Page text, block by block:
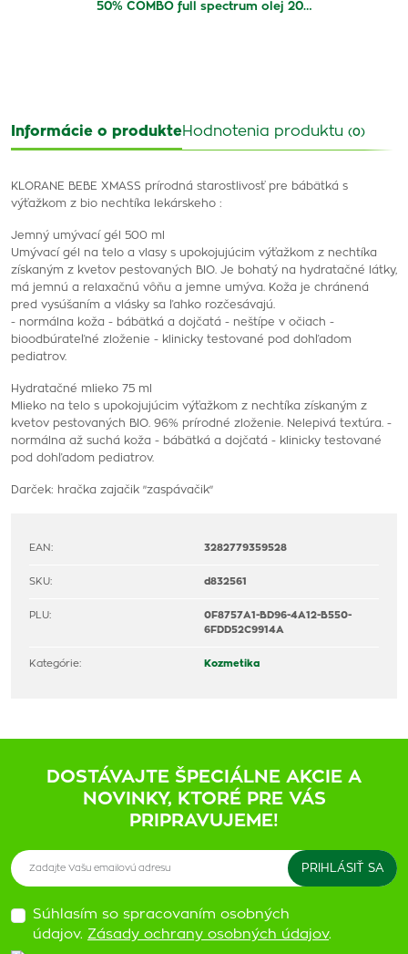
50% COMBO full spectrum olej 20…
Informácie o produkteHodnotenia produktu (0)
KLORANE BEBE XMASS prírodná starostlivosť pre bábätká s
výťažkom z bio nechtíka lekárskeho :
Jemný umývací gél 500 ml
Umývací gél na telo a vlasy s upokojujúcim výťažkom z nechtíka
získaným z kvetov pestovaných BIO. Je bohatý na hydratačné látky,
má jemnú a relaxačnú vôňu a jemne umýva. Koža je chránená
pred vysúšaním a vlásky sa ľahko rozčesávajú.
- normálna koža - bábätká a dojčatá - neštípe v očiach -
bioodbúrateľné zloženie - klinicky testované pod dohľadom
pediatrov.
Hydratačné mlieko 75 ml
Mlieko na telo s upokojujúcim výťažkom z nechtíka získaným z
kvetov pestovaných BIO. 96% prírodné zloženie. Nelepivá textúra. -
normálna až suchá koža - bábätká a dojčatá - klinicky testované
pod dohľadom pediatrov.
Darček: hračka zajačik "zaspávačik"
EAN: 3282779359528
SKU: d832561
PLU:
0F8757A1-BD96-4A12-B550-
6FDD52C9914A
Kategórie: Kozmetika
DOSTÁVAJTE ŠPECIÁLNE AKCIE A
NOVINKY, KTORÉ PRE VÁS
PRIPRAVUJEME!
Súhlasím so spracovaním osobných
údajov. Zásady ochrany osobných údajov.